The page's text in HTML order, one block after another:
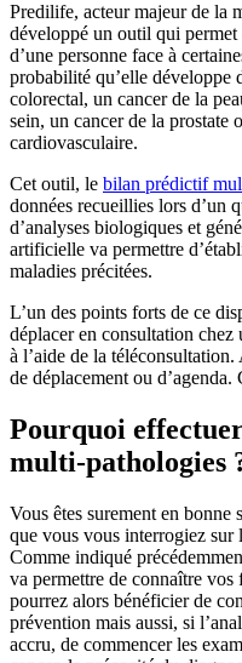
Predilife, acteur majeur de la
développé un outil qui
d’une personne face à
probabilité qu’elle développe
colorectal, un cancer de la
sein, un cancer de la prostate
cardiovasculaire.
Cet outil, le bilan prédictif
données recueillies lors d’un
d’analyses biologiques et
artificielle va permettre
maladies précitées.
L’un des points forts de ce
déplacer en consultation
à l’aide de la
de déplacement ou
Pourquoi
multi-pathologies
Vous êtes surement en
que vous vous interrogiez sur
Comme indiqué
va permettre de connaître
pourrez alors bénéficier de
prévention mais aussi, si
accru, de commencer les